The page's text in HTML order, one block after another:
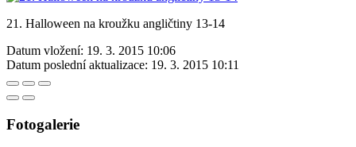
21. Halloween na kroužku angličtiny 13-14
Datum vložení: 19. 3. 2015 10:06
Datum poslední aktualizace: 19. 3. 2015 10:11
Fotogalerie